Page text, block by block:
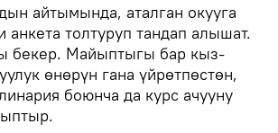
айтымында, аталган окууга
толтуруп тандап алышат.
бекер. Майыптыгы бар кыз-
өнөрүн гана үйрөтпөстөн,
боюнча да курс ачууну